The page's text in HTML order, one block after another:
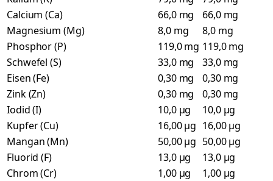
Calcium (Ca)
66,0 mg
66,0 mg
Magnesium (Mg)
8,0 mg
8,0 mg
Phosphor (P)
119,0 mg 119,0 mg
Schwefel (S)
33,0 mg
33,0 mg
Eisen (Fe)
0,30 mg
0,30 mg
Zink (Zn)
0,30 mg
0,30 mg
Iodid (I)
10,0 µg
10,0 µg
Kupfer (Cu)
16,00 µg 16,00 µg
Mangan (Mn)
50,00 µg 50,00 µg
Fluorid (F)
13,0 µg
13,0 µg
Chrom (Cr)
1,00 µg
1,00 µg